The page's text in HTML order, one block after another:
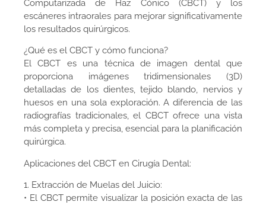
Computarizada de Haz Cónico (CBCT) y los
escáneres intraorales para mejorar significativamente
los resultados quirúrgicos.
¿Qué es el CBCT y cómo funciona?
El CBCT es una técnica de imagen dental que
proporciona imágenes tridimensionales (3D)
detalladas de los dientes, tejido blando, nervios y
huesos en una sola exploración. A diferencia de las
radiografías tradicionales, el CBCT ofrece una vista
más completa y precisa, esencial para la planificación
quirúrgica.
Aplicaciones del CBCT en Cirugía Dental:
1. Extracción de Muelas del Juicio:
• El CBCT permite visualizar la posición exacta de las